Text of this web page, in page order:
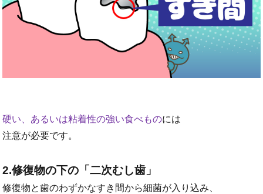
硬い、あるいは粘着性の強い食べものには
注意が必要です。
2.修復物の下の「二次むし歯」
修復物と歯のわずかなすき間から細菌が入り込み、